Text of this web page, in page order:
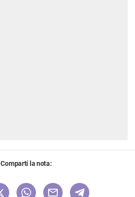
Compartí la nota: